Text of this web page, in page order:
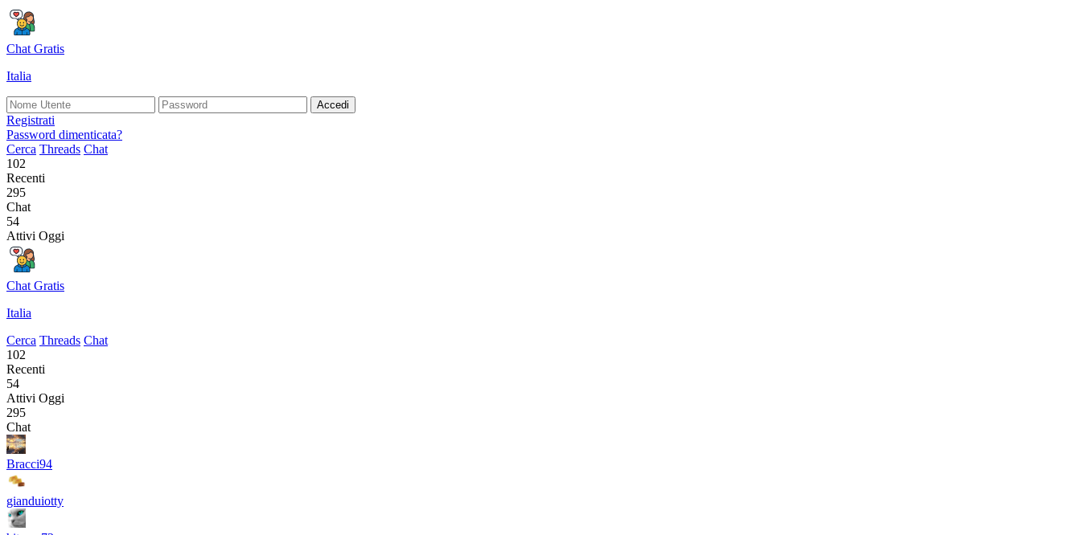
Chat Gratis
Italia
Accedi
Registrati
Password dimenticata?
Cerca Threads Chat
102
Recenti
295
Chat
54
Attivi Oggi
Chat Gratis
Italia
Cerca Threads Chat
102
Recenti
54
Attivi Oggi
295
Chat
Bracci94
gianduiotty